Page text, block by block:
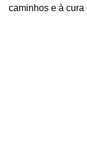
caminhos e à cura